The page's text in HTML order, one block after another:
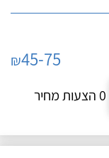
₪45-75
0 הצעות מחיר